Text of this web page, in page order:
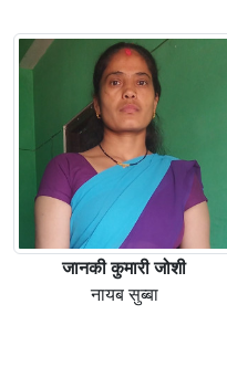
जानकी कुमारी जोशी
नायब सुब्बा